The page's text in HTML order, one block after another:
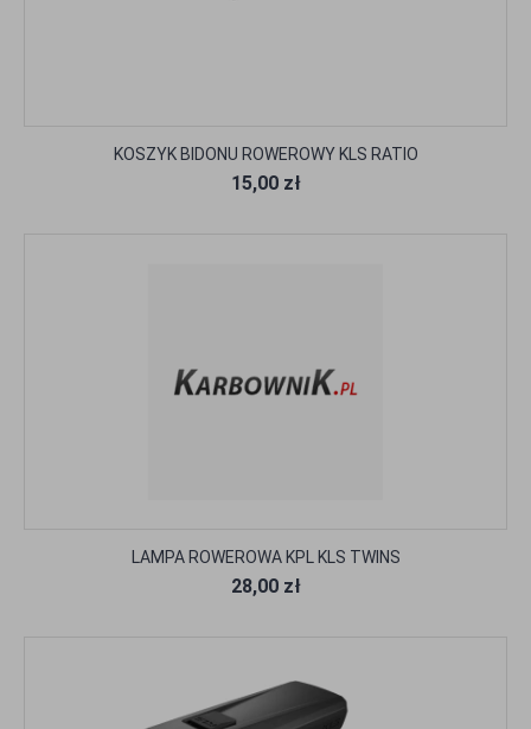
KOSZYK BIDONU ROWEROWY KLS RATIO
15,00 zł
LAMPA ROWEROWA KPL KLS TWINS
28,00 zł